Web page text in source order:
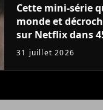
Cette mini-série
monde et
sur Netflix dans
compte que 10
un phénomène
31 juillet 2026